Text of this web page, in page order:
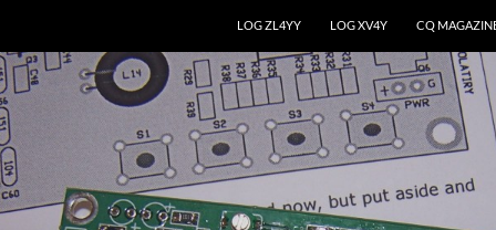
LOG ZL4YY LOG XV4Y CQ